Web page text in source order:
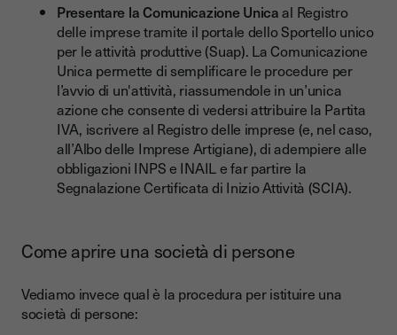
Presentare la Comunicazione Unicaal Registro
delle imprese tramite il portale dello Sportello unico
per le attività produttive (Suap). La Comunicazione
Unica permette di semplificare le procedure per
l’avvio di un'attività, riassumendole in un’unica
azione che consente di vedersi attribuire la Partita
IVA, iscrivere al Registro delle imprese (e, nel caso,
all’Albo delle Imprese Artigiane), di adempiere alle
obbligazioni INPS e INAIL e far partire la
Segnalazione Certificata di Inizio Attività (SCIA).
Come aprire una società di persone
Vediamo invece qual è la procedura per istituire una
società di persone: